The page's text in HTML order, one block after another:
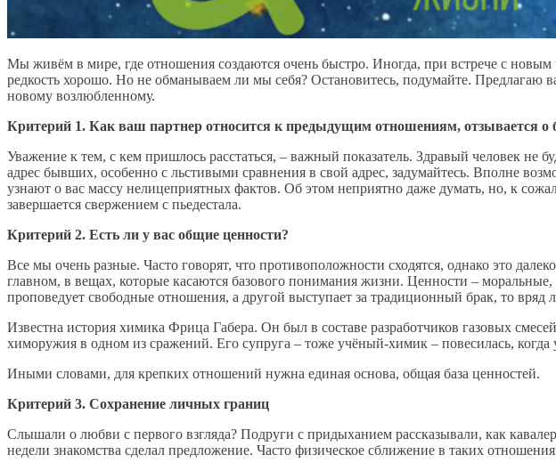
Мы живём в мире, где отношения создаются очень быстро. Иногда, при встрече с
редкость хорошо. Но не обманываем ли мы себя? Остановитесь, подумайте. Предлагаю
новому возлюбленному.
Критерий 1. Как ваш партнер относится к предыдущим отношениям, отзывается
Уважение к тем, с кем пришлось расстаться, – важный показатель. Здравый человек
адрес бывших, особенно с льстивыми сравнения в свой адрес, задумайтесь. Вполне
узнают о вас массу нелицеприятных фактов. Об этом неприятно даже думать, но, к
завершается свержением с пьедестала.
Критерий 2. Есть ли у вас общие ценности?
Все мы очень разные. Часто говорят, что противоположности сходятся, однако это
главном, в вещах, которые касаются базового понимания жизни. Ценности –
проповедует свободные отношения, а другой выступает за традиционный брак, то вряд
Известна история химика Фрица Габера. Он был в составе разработчиков газовых
химоружия в одном из сражений. Его супруга – тоже учёный-химик – повесилась,
Иными словами, для крепких отношений нужна единая основа, общая база ценностей.
Критерий 3. Сохранение личных границ
Слышали о любви с первого взгляда? Подруги с придыханием рассказывали, как
недели знакомства сделал предложение. Часто физическое сближение в таких